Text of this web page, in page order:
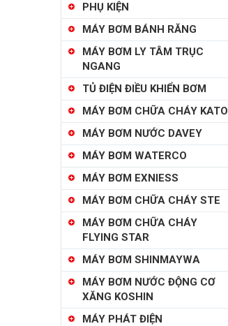
PHỤ KIỆN
MÁY BƠM BÁNH RĂNG
MÁY BƠM LY TÂM TRỤC
NGANG
TỦ ĐIỆN ĐIỀU KHIỂN BƠM
MÁY BƠM CHỮA CHÁY KATO
MÁY BƠM NƯỚC DAVEY
MÁY BƠM WATERCO
MÁY BƠM EXNIESS
MÁY BƠM CHỮA CHÁY STE
MÁY BƠM CHỮA CHÁY
FLYING STAR
MÁY BƠM SHINMAYWA
MÁY BƠM NƯỚC ĐỘNG CƠ
XĂNG KOSHIN
MÁY PHÁT ĐIỆN